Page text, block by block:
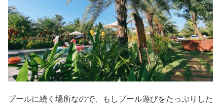
プールに続く場所なので、もしプール遊びをたっぷりした